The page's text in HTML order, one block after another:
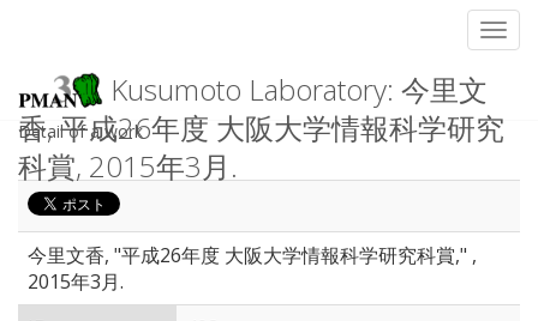
Kusumoto Laboratory: 今里文
香, 平成26年度 大阪大学情報科学研究
科賞, 2015年3月.
Detail of a work
今里文香, "平成26年度 大阪大学情報科学研究科賞," ,
2015年3月.